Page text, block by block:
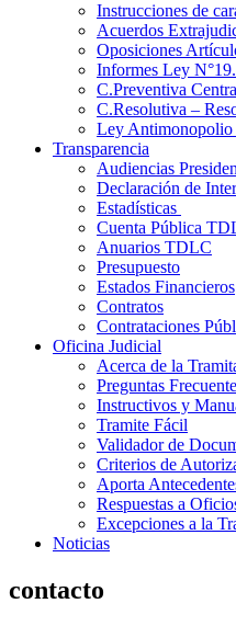
Instrucciones de
Acuerdos
Oposiciones
Informes Ley
C.Preventiva
C.Resolutiva –
Ley Antimonopolio
Transparencia
Audiencias
Declaración de
Estadísticas
Cuenta Pública
Anuarios TDLC
Presupuesto
Estados Financieros
Contratos
Contrataciones
Oficina Judicial
Acerca de la
Preguntas
Instructivos y
Tramite Fácil
Validador de
Criterios de
Aporta
Respuestas a
Excepciones a la
Noticias
contacto